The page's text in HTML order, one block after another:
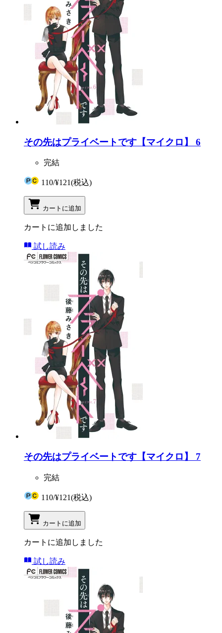
その先はプライベートです【マイクロ】 6
完結
110/¥121(税込)
カートに追加
カートに追加しました
試し読み
その先はプライベートです【マイクロ】 7
完結
110/¥121(税込)
カートに追加
カートに追加しました
試し読み